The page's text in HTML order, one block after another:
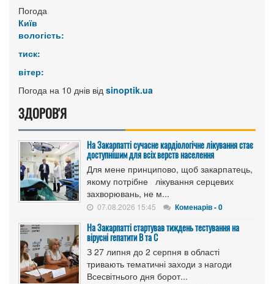
Погода
Київ
вологість:
тиск:
вітер:
Погода на 10 днів від sinoptik.ua
ЗДОРОВ'Я
На Закарпатті сучасне кардіологічне лікування стає
доступнішим для всіх верств населення
Для мене принципово, щоб закарпатець,
якому потрібне лікування серцевих
захворювань, не м...
07.08.2026 15:45 Коменарів - 0
На Закарпатті стартував тиждень тестування на
вірусні гепатити B та C
З 27 липня до 2 серпня в області
тривають тематичні заходи з нагоди
Всесвітнього дня борот...